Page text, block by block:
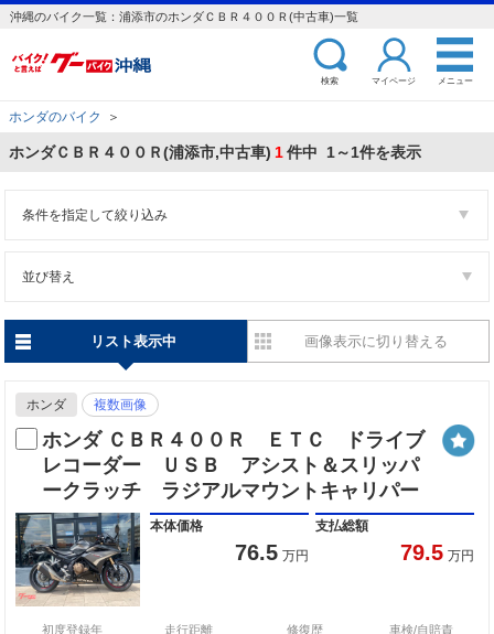
沖縄のバイク一覧：浦添市のホンダＣＢＲ４００Ｒ(中古車)一覧
検索 マイページ メニュー
ホンダのバイク ＞
ホンダＣＢＲ４００Ｒ(浦添市,中古車) 1件中 1～1件を表示
条件を指定して絞り込み
並び替え
リスト表示中 画像表示に切り替える
ホンダ 複数画像
ホンダ ＣＢＲ４００Ｒ ＥＴＣ ドライブ
レコーダー ＵＳＢ アシスト＆スリッパ
ークラッチ ラジアルマウントキャリパー
本体価格
76.5 万円
支払総額
79.5 万円
初度登録年
走行距離
修復歴
車検/自賠責